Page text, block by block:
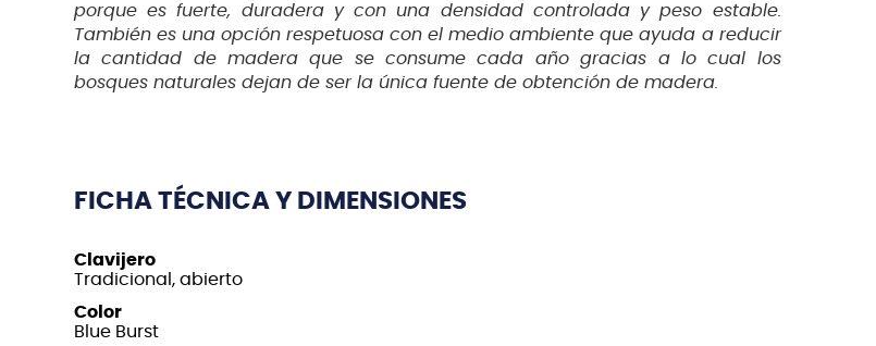
porque es fuerte, duradera y con una densidad controlada y peso estable.
También es una opción respetuosa con el medio ambiente que ayuda a reducir
la cantidad de madera que se consume cada año gracias a lo cual los
bosques naturales dejan de ser la única fuente de obtención de madera.
FICHA TÉCNICA Y DIMENSIONES
Clavijero
Tradicional, abierto
Color
Blue Burst